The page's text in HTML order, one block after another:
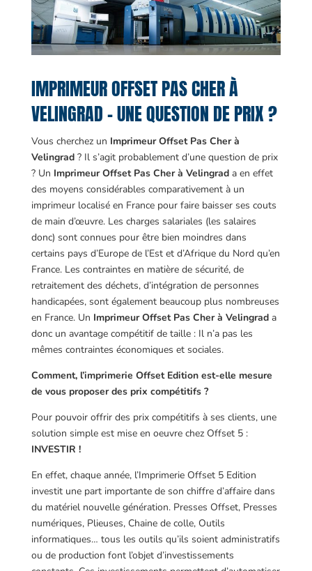
IMPRIMEUR OFFSET PAS CHER À
VELINGRAD – UNE QUESTION DE PRIX ?
Vous cherchez un Imprimeur Offset Pas Cher à
Velingrad ? Il s’agit probablement d’une question de prix
? Un Imprimeur Offset Pas Cher à Velingrada en effet
des moyens considérables comparativement à un
imprimeur localisé en France pour faire baisser ses couts
de main d’œuvre. Les charges salariales (les salaires
donc) sont connues pour être bien moindres dans
certains pays d’Europe de l’Est et d’Afrique du Nord qu’en
France. Les contraintes en matière de sécurité, de
retraitement des déchets, d’intégration de personnes
handicapées, sont également beaucoup plus nombreuses
en France. Un Imprimeur Offset Pas Cher à Velingrada
donc un avantage compétitif de taille : Il n’a pas les
mêmes contraintes économiques et sociales.
Comment, l’imprimerie Offset Edition est-elle mesure
de vous proposer des prix compétitifs ?
Pour pouvoir offrir des prix compétitifs à ses clients, une
solution simple est mise en oeuvre chez Offset 5 :
INVESTIR !
En effet, chaque année, l’Imprimerie Offset 5 Edition
investit une part importante de son chiffre d’affaire dans
du matériel nouvelle génération. Presses Offset, Presses
numériques, Plieuses, Chaine de colle, Outils
informatiques… tous les outils qu’ils soient administratifs
ou de production font l’objet d’investissements